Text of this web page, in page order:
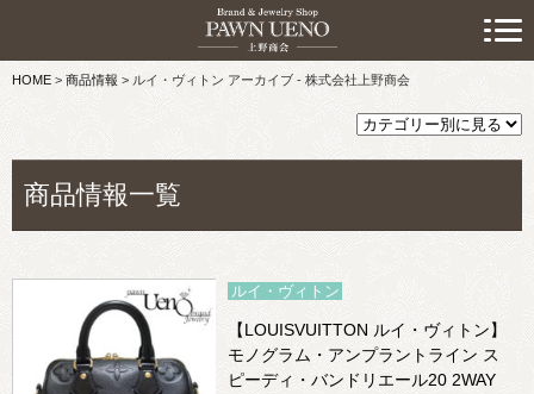
HOME > 商品情報> ルイ・ヴィトン アーカイブ - 株式会社上野商会
商品情報一覧
ルイ・ヴィトン
【LOUISVUITTON ルイ・ヴィトン】
モノグラム・アンプラントライン ス
ピーディ・バンドリエール20 2WAY
> 初めての方へ
> 預けたい方
> 売りたい方
> 取り扱い品目
> 商品情報
> スタッフおすすめ情報